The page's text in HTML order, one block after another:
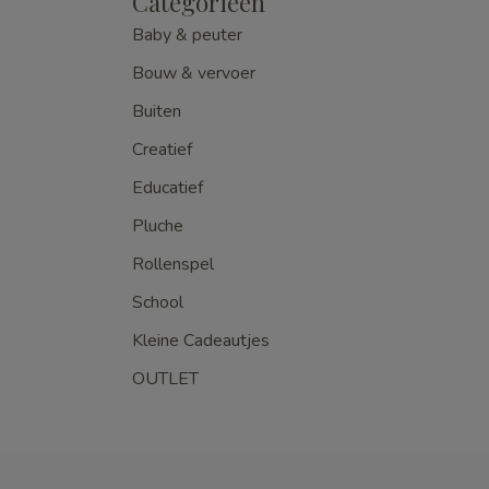
Baby & peuter
Bouw & vervoer
Buiten
Creatief
Educatief
Pluche
Rollenspel
School
Kleine Cadeautjes
OUTLET